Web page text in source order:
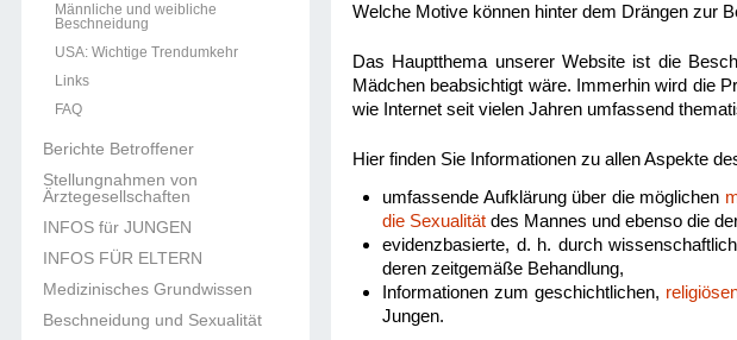
Männliche und weibliche
Beschneidung
USA: Wichtige Trendumkehr
Links
FAQ
Berichte Betroffener
Stellungnahmen von
Ärztegesellschaften
INFOS für JUNGEN
INFOS FÜR ELTERN
Medizinisches Grundwissen
Beschneidung und Sexualität
Welche Motive können hinter dem Drängen zur
Das Hauptthema unserer Website ist die
Mädchen beabsichtigt wäre. Immerhin wird die
wie Internet seit vielen Jahren umfassend
Hier finden Sie Informationen zu allen Aspekte
umfassende Aufklärung über die möglichen
die Sexualität des Mannes und ebenso die
evidenzbasierte, d. h. durch
deren zeitgemäße Behandlung,
Informationen zum geschichtlichen,
Jungen.